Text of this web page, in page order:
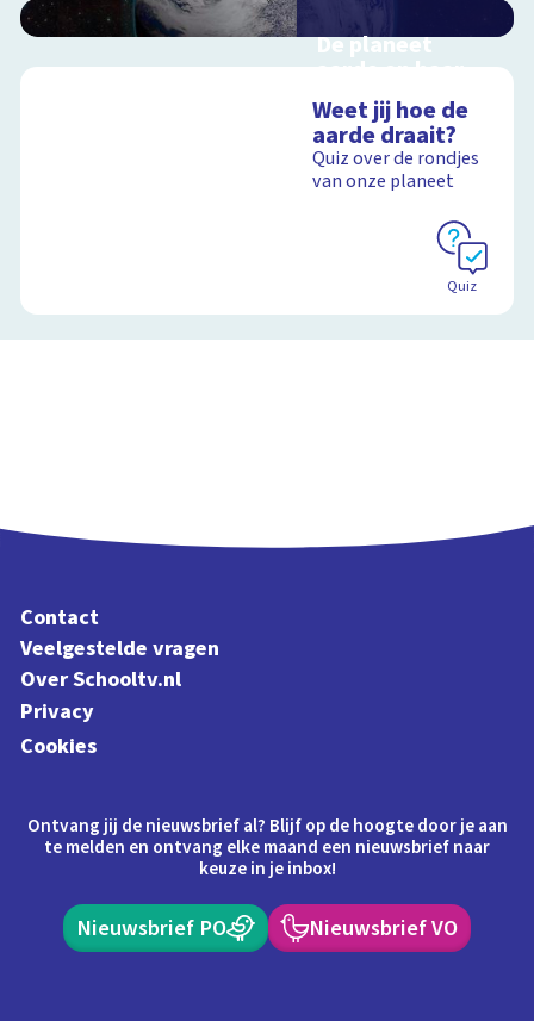
De planeet
aarde en haar
satelliet, de
maan
Interactieve
schoolplaat voorbij
de dampkring
Schoolplaat
Weet jij hoe de
aarde draait?
Quiz over de rondjes
van onze planeet
Quiz
Contact
Veelgestelde vragen
Over Schooltv.nl
Privacy
Cookies
Ontvang jij de nieuwsbrief al? Blijf op de hoogte door je aan
te melden en ontvang elke maand een nieuwsbrief naar
keuze in je inbox!
Nieuwsbrief PO Nieuwsbrief VO